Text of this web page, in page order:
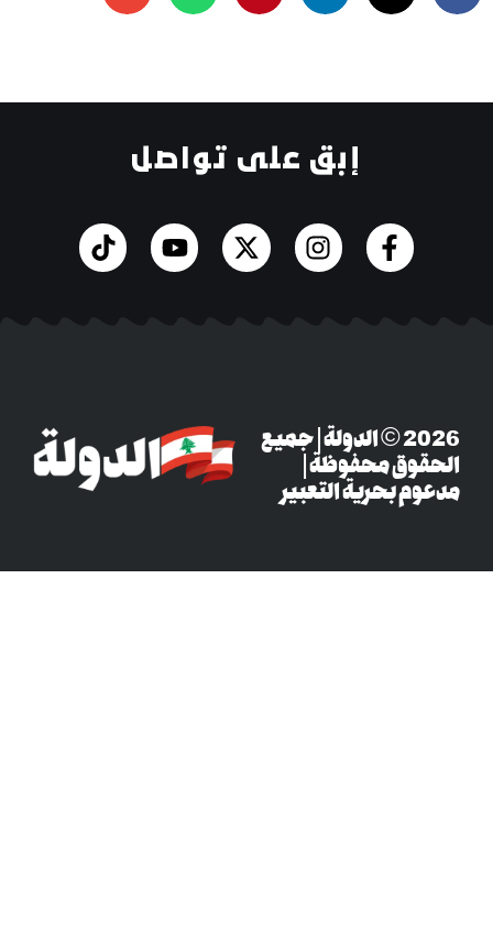
إبق على تواصل
‎© 2026 الدولة | جميع
محفوظة |
بحرية التعبير